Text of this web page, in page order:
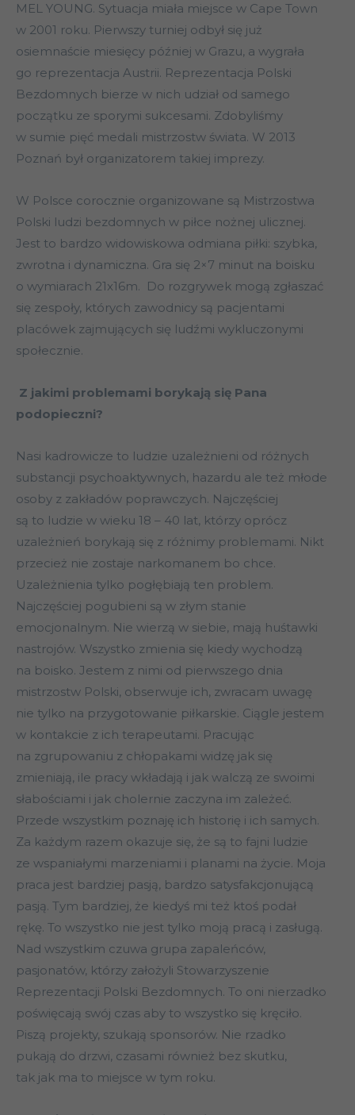
MEL YOUNG. Sytuacja miała miejsce w Cape Town
w 2001 roku. Pierwszy turniej odbył się już
osiemnaście miesięcy później w Grazu, a wygrała
go reprezentacja Austrii. Reprezentacja Polski
Bezdomnych bierze w nich udział od samego
początku ze sporymi sukcesami. Zdobyliśmy
w sumie pięć medali mistrzostw świata. W 2013
Poznań był organizatorem takiej imprezy.
W Polsce corocznie organizowane są Mistrzostwa
Polski ludzi bezdomnych w piłce nożnej ulicznej.
Jest to bardzo widowiskowa odmiana piłki: szybka,
zwrotna i dynamiczna. Gra się 2×7 minut na boisku
o wymiarach 21x16m. Do rozgrywek mogą zgłaszać
się zespoły, których zawodnicy są pacjentami
placówek zajmujących się ludźmi wykluczonymi
społecznie.
Z jakimi problemami borykają się Pana
podopieczni?
Nasi kadrowicze to ludzie uzależnieni od różnych
substancji psychoaktywnych, hazardu ale też młode
osoby z zakładów poprawczych. Najczęściej
są to ludzie w wieku 18 – 40 lat, którzy oprócz
uzależnień borykają się z różnimy problemami. Nikt
przecież nie zostaje narkomanem bo chce.
Uzależnienia tylko pogłębiają ten problem.
Najczęściej pogubieni są w złym stanie
emocjonalnym. Nie wierzą w siebie, mają huśtawki
nastrojów. Wszystko zmienia się kiedy wychodzą
na boisko. Jestem z nimi od pierwszego dnia
mistrzostw Polski, obserwuje ich, zwracam uwagę
nie tylko na przygotowanie piłkarskie. Ciągle jestem
w kontakcie z ich terapeutami. Pracując
na zgrupowaniu z chłopakami widzę jak się
zmieniają, ile pracy wkładają i jak walczą ze swoimi
słabościami i jak cholernie zaczyna im zależeć.
Przede wszystkim poznaję ich historię i ich samych.
Za każdym razem okazuje się, że są to fajni ludzie
ze wspaniałymi marzeniami i planami na życie. Moja
praca jest bardziej pasją, bardzo satysfakcjonującą
pasją. Tym bardziej, że kiedyś mi też ktoś podał
rękę. To wszystko nie jest tylko moją pracą i zasługą.
Nad wszystkim czuwa grupa zapaleńców,
pasjonatów, którzy założyli Stowarzyszenie
Reprezentacji Polski Bezdomnych. To oni nierzadko
poświęcają swój czas aby to wszystko się kręciło.
Piszą projekty, szukają sponsorów. Nie rzadko
pukają do drzwi, czasami również bez skutku,
tak jak ma to miejsce w tym roku.